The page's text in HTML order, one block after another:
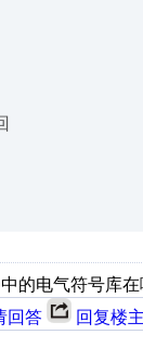
的电气符号库在
回答 回复楼主